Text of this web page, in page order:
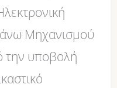
Μηχανισμού
την υποβολή